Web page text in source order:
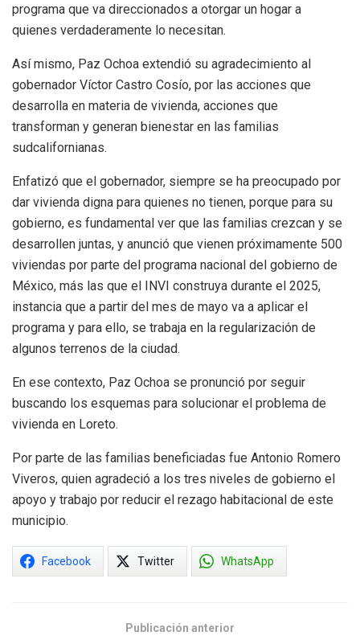
programa que va direccionados a otorgar un hogar a
quienes verdaderamente lo necesitan.
Así mismo, Paz Ochoa extendió su agradecimiento al
gobernador Víctor Castro Cosío, por las acciones que
desarrolla en materia de vivienda, acciones que
transforman y generan bienestar en las familias
sudcalifornianas.
Enfatizó que el gobernador, siempre se ha preocupado por
dar vivienda digna para quienes no tienen, porque para su
gobierno, es fundamental ver que las familias crezcan y se
desarrollen juntas, y anunció que vienen próximamente 500
viviendas por parte del programa nacional del gobierno de
México, más las que el INVI construya durante el 2025,
instancia que a partir del mes de mayo va a aplicar el
programa y para ello, se trabaja en la regularización de
algunos terrenos de la ciudad.
En ese contexto, Paz Ochoa se pronunció por seguir
buscando los esquemas para solucionar el problema de
vivienda en Loreto.
Por parte de las familias beneficiadas fue Antonio Romero
Viveros, quien agradeció a los tres niveles de gobierno el
apoyo y trabajo por reducir el rezago habitacional de este
municipio.
Facebook Twitter WhatsApp
Publicación anterior